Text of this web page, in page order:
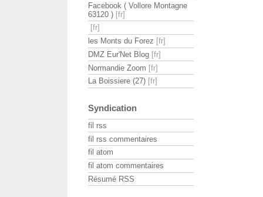
Facebook ( Vollore Montagne
63120 )
les Monts du Forez
DMZ Eur'Net Blog
Normandie Zoom
La Boissiere (27)
Syndication
fil rss
fil rss commentaires
fil atom
fil atom commentaires
Résumé RSS